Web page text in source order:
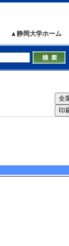
▲静岡大学ホーム